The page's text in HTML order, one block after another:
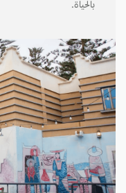
بالحياة.